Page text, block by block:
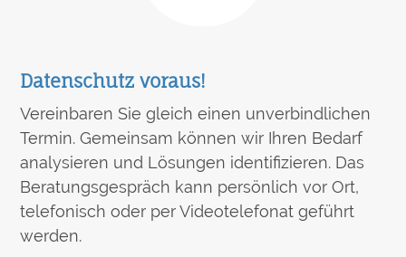
Datenschutz voraus!
Vereinbaren Sie gleich einen unverbindlichen
Termin. Gemeinsam können wir Ihren Bedarf
analysieren und Lösungen identifizieren. Das
Beratungsgespräch kann persönlich vor Ort,
telefonisch oder per Videotelefonat geführt
werden.